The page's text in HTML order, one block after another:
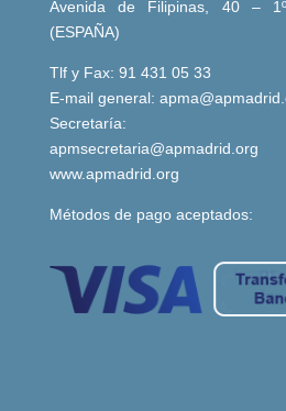
Avenida de Filipinas, 40 –
(ESPAÑA)
Tlf y Fax: 91 431 05 33
E-mail general:
Secretaría:
apmsecretaria@apmadrid.org
www.apmadrid.org
Métodos de pago aceptados: